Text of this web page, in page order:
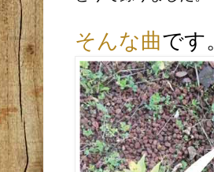
そんな曲です